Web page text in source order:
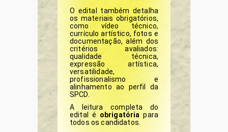
O edital também detalha
os materiais obrigatórios,
como vídeo técnico,
currículo artístico, fotos e
documentação, além dos
critérios avaliados:
qualidade técnica,
expressão artística,
versatilidade,
profissionalismo e
alinhamento ao perfil da
SPCD.
A leitura completa do
edital é obrigatória para
todos os candidatos.